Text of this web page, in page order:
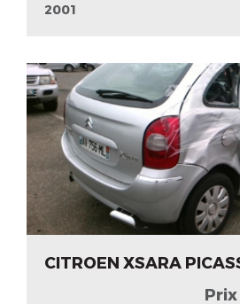
2001
CITROEN XSARA